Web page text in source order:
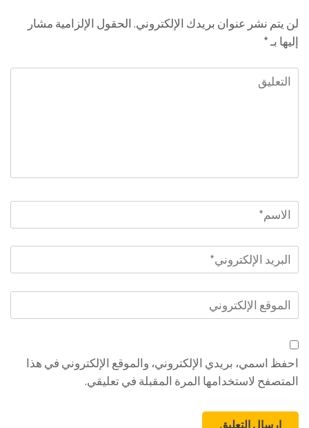
لن يتم نشر عنوان بريدك الإلكتروني. الحقول الإلزامية مشار
إليها بـ*
التعليق
الاسم
البريد
الإلكتروني*
الموقع
الإلكتروني
احفظ اسمي، بريدي الإلكتروني، والموقع الإلكتروني في هذا
المتصفح لاستخدامها المرة المقبلة في تعليقي.